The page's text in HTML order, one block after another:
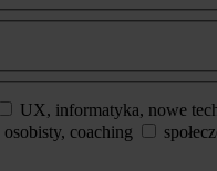
UX, informatyka, nowe
coaching